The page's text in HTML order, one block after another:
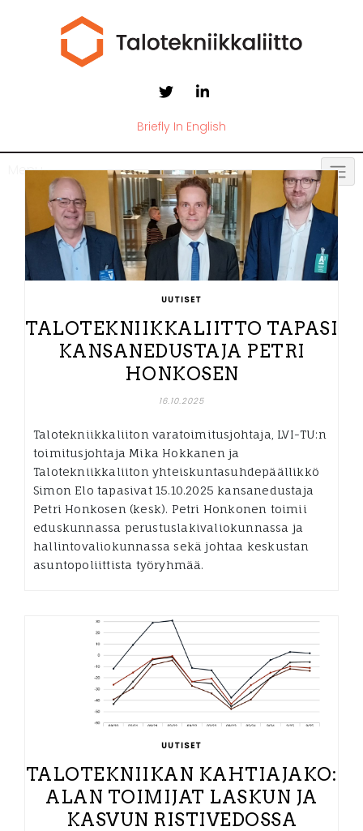
Briefly In English
Menu
UUTISET
TALOTEKNIIKKALIITTO TAPASI
KANSANEDUSTAJA PETRI
HONKOSEN
16.10.2025
Talotekniikkaliiton varatoimitusjohtaja, LVI-TU:n
toimitusjohtaja Mika Hokkanen ja
Talotekniikkaliiton yhteiskuntasuhdepäällikkö
Simon Elo tapasivat 15.10.2025 kansanedustaja
Petri Honkosen (kesk). Petri Honkonen toimii
eduskunnassa perustuslakivaliokunnassa ja
hallintovaliokunnassa sekä johtaa keskustan
asuntopoliittista työryhmää.
UUTISET
TALOTEKNIIKAN KAHTIAJAKO:
ALAN TOIMIJAT LASKUN JA
KASVUN RISTIVEDOSSA